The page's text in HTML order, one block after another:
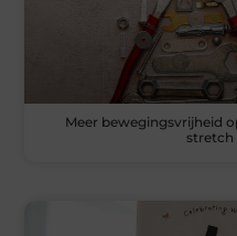
Meer bewegingsvrijheid
stretch